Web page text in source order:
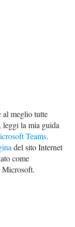
al meglio tutte
leggi la mia guida
Teams.
del sito Internet
come
Microsoft.